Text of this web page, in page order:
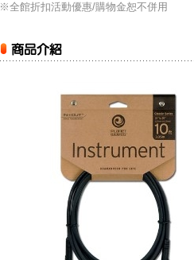
※全館折扣活動優惠/購物金恕不併用